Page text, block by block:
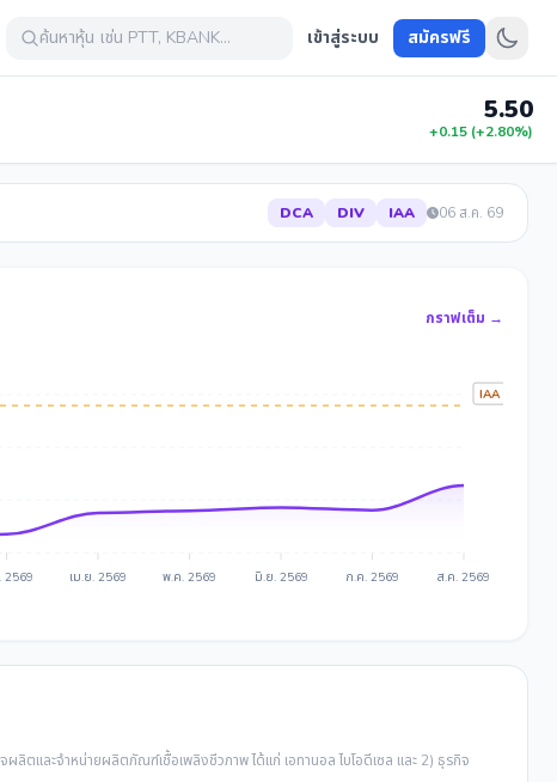
ค้นหาหุ้น เช่น PTT, KBANK... เข้าสู่ระบบ สมัครฟรี
5.50
+0.15 (+2.80%)
DCA DIV IAA 06 ส.ค. 69
กราฟเต็ม →
2569 เม.ย. 2569 พ.ค. 2569 มิ.ย. 2569 ก.ค. 2569 ส.ค. 2569
IAA Target
และจำหน่ายผลิตภัณฑ์เชื้อเพลิงชีวภาพ ได้แก่ เอทานอล ไบโอดีเซล และ 2) ธุรกิจ